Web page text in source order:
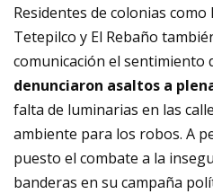
Residentes de colonias como
Tetepilco y El Rebaño
comunicación el sentimiento
denunciaron asaltos a
falta de luminarias en las
ambiente para los robos. A
puesto el combate a la
banderas en su campaña